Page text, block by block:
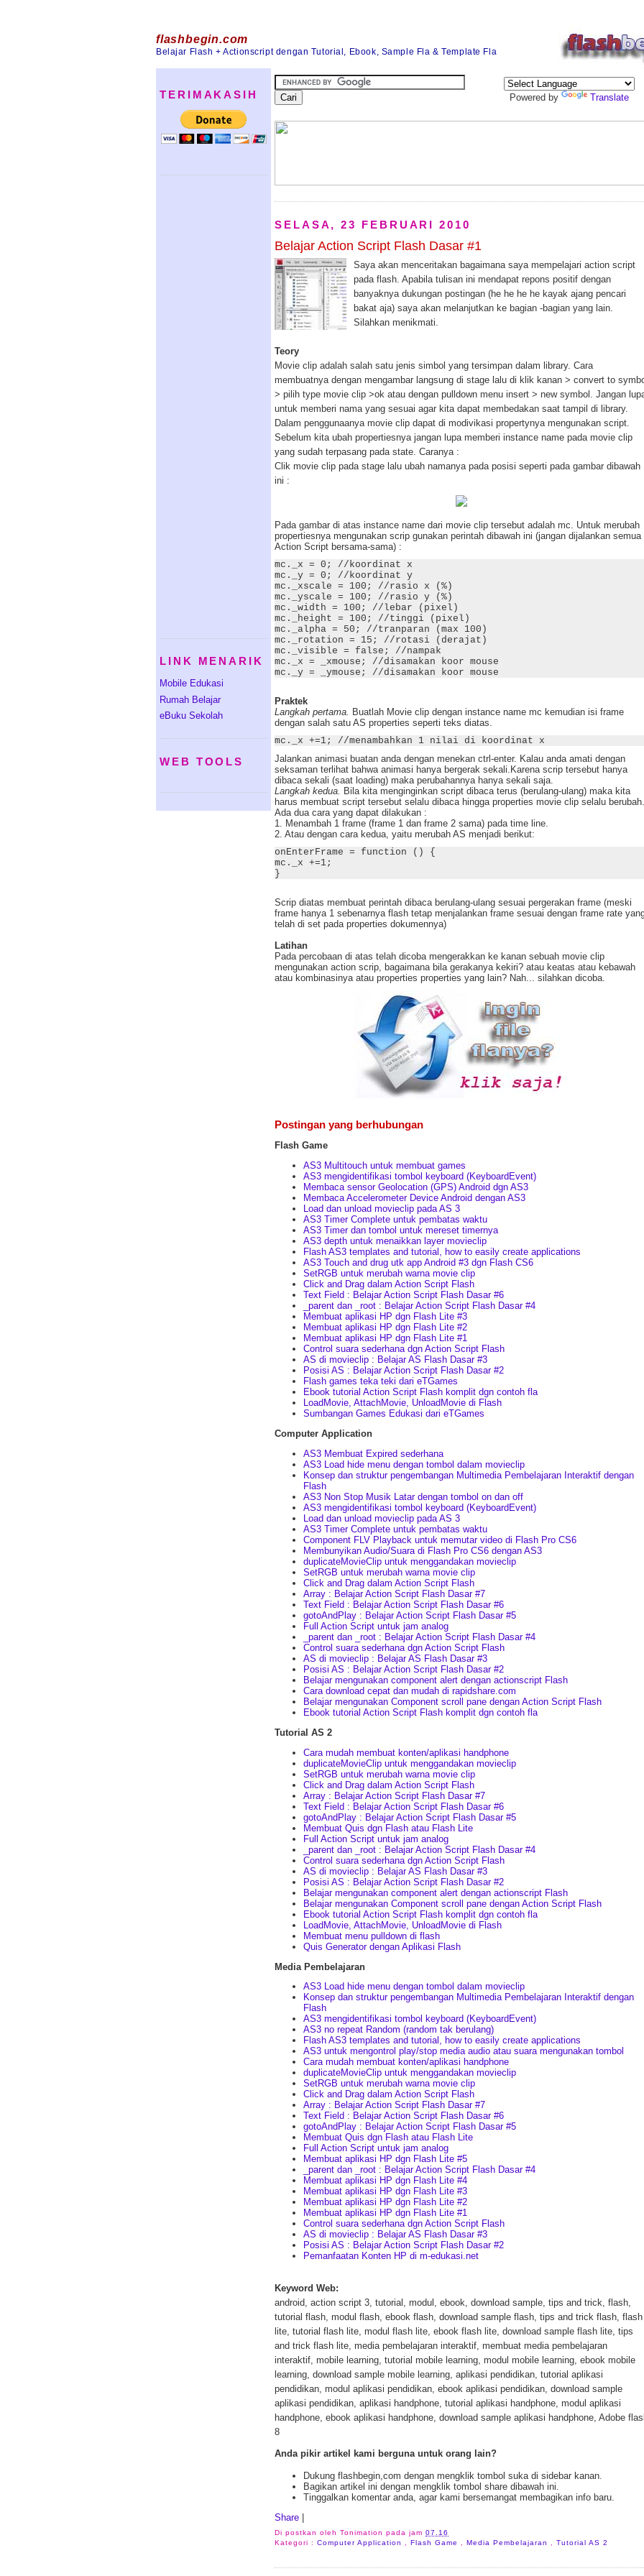
flashbegin.com
Belajar Flash + Actionscript dengan Tutorial, Ebook, Sample Fla & Template Fla
TERIMAKASIH
LINK MENARIK
Mobile Edukasi
Rumah Belajar
eBuku Sekolah
WEB TOOLS
Powered by Translate
SELASA, 23 FEBRUARI 2010
Belajar Action Script Flash Dasar #1
Saya akan menceritakan bagaimana saya mempelajari action script
pada flash. Apabila tulisan ini mendapat repons positif dengan
banyaknya dukungan postingan (he he he he kayak ajang pencari
bakat aja) saya akan melanjutkan ke bagian -bagian yang lain.
Silahkan menikmati.
Teory
Movie clip adalah salah satu jenis simbol yang tersimpan dalam library. Cara
membuatnya dengan mengambar langsung di stage lalu di klik kanan > convert to
> pilih type movie clip >ok atau dengan pulldown menu insert > new symbol. Jangan
untuk memberi nama yang sesuai agar kita dapat membedakan saat tampil di library.
Dalam penggunaanya movie clip dapat di modivikasi propertynya mengunakan script.
Sebelum kita ubah propertiesnya jangan lupa memberi instance name pada movie clip
yang sudah terpasang pada state. Caranya :
Clik movie clip pada stage lalu ubah namanya pada posisi seperti pada gambar dibawah
ini :
Pada gambar di atas instance name dari movie clip tersebut adalah mc. Untuk merubah
propertiesnya mengunakan scrip gunakan perintah dibawah ini (jangan dijalankan semua
Action Script bersama-sama) :
mc._x = 0; //koordinat x
mc._y = 0; //koordinat y
mc._xscale = 100; //rasio x (%)
mc._yscale = 100; //rasio y (%)
mc._width = 100; //lebar (pixel)
mc._height = 100; //tinggi (pixel)
mc._alpha = 50; //tranparan (max 100)
mc._rotation = 15; //rotasi (derajat)
mc._visible = false; //nampak
mc._x = _xmouse; //disamakan koor mouse
mc._y = _ymouse; //disamakan koor mouse
Praktek
Langkah pertama. Buatlah Movie clip dengan instance name mc kemudian isi frame
dengan salah satu AS properties seperti teks diatas.
mc._x +=1; //menambahkan 1 nilai di koordinat x
Jalankan animasi buatan anda dengan menekan ctrl-enter. Kalau anda amati dengan
seksaman terlihat bahwa animasi hanya bergerak sekali.Karena scrip tersebut hanya
dibaca sekali (saat loading) maka perubahannya hanya sekali saja.
Langkah kedua. Bila kita menginginkan script dibaca terus (berulang-ulang) maka kita
harus membuat script tersebut selalu dibaca hingga properties movie clip selalu berubah.
Ada dua cara yang dapat dilakukan :
1. Menambah 1 frame (frame 1 dan frame 2 sama) pada time line.
2. Atau dengan cara kedua, yaitu merubah AS menjadi berikut:
onEnterFrame = function () {
mc._x +=1;
}
Scrip diatas membuat perintah dibaca berulang-ulang sesuai pergerakan frame (meski
frame hanya 1 sebenarnya flash tetap menjalankan frame sesuai dengan frame rate
telah di set pada properties dokumennya)
Latihan
Pada percobaan di atas telah dicoba mengerakkan ke kanan sebuah movie clip
mengunakan action scrip, bagaimana bila gerakanya kekiri? atau keatas atau kebawah
atau kombinasinya atau properties properties yang lain? Nah... silahkan dicoba.
Postingan yang berhubungan
Flash Game
AS3 Multitouch untuk membuat games
AS3 mengidentifikasi tombol keyboard (KeyboardEvent)
Membaca sensor Geolocation (GPS) Android dgn AS3
Membaca Accelerometer Device Android dengan AS3
Load dan unload movieclip pada AS 3
AS3 Timer Complete untuk pembatas waktu
AS3 Timer dan tombol untuk mereset timernya
AS3 depth untuk menaikkan layer movieclip
Flash AS3 templates and tutorial, how to easily create applications
AS3 Touch and drug utk app Android #3 dgn Flash CS6
SetRGB untuk merubah warna movie clip
Click and Drag dalam Action Script Flash
Text Field : Belajar Action Script Flash Dasar #6
_parent dan _root : Belajar Action Script Flash Dasar #4
Membuat aplikasi HP dgn Flash Lite #3
Membuat aplikasi HP dgn Flash Lite #2
Membuat aplikasi HP dgn Flash Lite #1
Control suara sederhana dgn Action Script Flash
AS di movieclip : Belajar AS Flash Dasar #3
Posisi AS : Belajar Action Script Flash Dasar #2
Flash games teka teki dari eTGames
Ebook tutorial Action Script Flash komplit dgn contoh fla
LoadMovie, AttachMovie, UnloadMovie di Flash
Sumbangan Games Edukasi dari eTGames
Computer Application
AS3 Membuat Expired sederhana
AS3 Load hide menu dengan tombol dalam movieclip
Konsep dan struktur pengembangan Multimedia Pembelajaran Interaktif dengan
Flash
AS3 Non Stop Musik Latar dengan tombol on dan off
AS3 mengidentifikasi tombol keyboard (KeyboardEvent)
Load dan unload movieclip pada AS 3
AS3 Timer Complete untuk pembatas waktu
Component FLV Playback untuk memutar video di Flash Pro CS6
Membunyikan Audio/Suara di Flash Pro CS6 dengan AS3
duplicateMovieClip untuk menggandakan movieclip
SetRGB untuk merubah warna movie clip
Click and Drag dalam Action Script Flash
Array : Belajar Action Script Flash Dasar #7
Text Field : Belajar Action Script Flash Dasar #6
gotoAndPlay : Belajar Action Script Flash Dasar #5
Full Action Script untuk jam analog
_parent dan _root : Belajar Action Script Flash Dasar #4
Control suara sederhana dgn Action Script Flash
AS di movieclip : Belajar AS Flash Dasar #3
Posisi AS : Belajar Action Script Flash Dasar #2
Belajar mengunakan component alert dengan actionscript Flash
Cara download cepat dan mudah di rapidshare.com
Belajar mengunakan Component scroll pane dengan Action Script Flash
Ebook tutorial Action Script Flash komplit dgn contoh fla
Tutorial AS 2
Cara mudah membuat konten/aplikasi handphone
duplicateMovieClip untuk menggandakan movieclip
SetRGB untuk merubah warna movie clip
Click and Drag dalam Action Script Flash
Array : Belajar Action Script Flash Dasar #7
Text Field : Belajar Action Script Flash Dasar #6
gotoAndPlay : Belajar Action Script Flash Dasar #5
Membuat Quis dgn Flash atau Flash Lite
Full Action Script untuk jam analog
_parent dan _root : Belajar Action Script Flash Dasar #4
Control suara sederhana dgn Action Script Flash
AS di movieclip : Belajar AS Flash Dasar #3
Posisi AS : Belajar Action Script Flash Dasar #2
Belajar mengunakan component alert dengan actionscript Flash
Belajar mengunakan Component scroll pane dengan Action Script Flash
Ebook tutorial Action Script Flash komplit dgn contoh fla
LoadMovie, AttachMovie, UnloadMovie di Flash
Membuat menu pulldown di flash
Quis Generator dengan Aplikasi Flash
Media Pembelajaran
AS3 Load hide menu dengan tombol dalam movieclip
Konsep dan struktur pengembangan Multimedia Pembelajaran Interaktif dengan
Flash
AS3 mengidentifikasi tombol keyboard (KeyboardEvent)
AS3 no repeat Random (random tak berulang)
Flash AS3 templates and tutorial, how to easily create applications
AS3 untuk mengontrol play/stop media audio atau suara mengunakan tombol
Cara mudah membuat konten/aplikasi handphone
duplicateMovieClip untuk menggandakan movieclip
SetRGB untuk merubah warna movie clip
Click and Drag dalam Action Script Flash
Array : Belajar Action Script Flash Dasar #7
Text Field : Belajar Action Script Flash Dasar #6
gotoAndPlay : Belajar Action Script Flash Dasar #5
Membuat Quis dgn Flash atau Flash Lite
Full Action Script untuk jam analog
Membuat aplikasi HP dgn Flash Lite #5
_parent dan _root : Belajar Action Script Flash Dasar #4
Membuat aplikasi HP dgn Flash Lite #4
Membuat aplikasi HP dgn Flash Lite #3
Membuat aplikasi HP dgn Flash Lite #2
Membuat aplikasi HP dgn Flash Lite #1
Control suara sederhana dgn Action Script Flash
AS di movieclip : Belajar AS Flash Dasar #3
Posisi AS : Belajar Action Script Flash Dasar #2
Pemanfaatan Konten HP di m-edukasi.net
Keyword Web:
android, action script 3, tutorial, modul, ebook, download sample, tips and trick, flash,
tutorial flash, modul flash, ebook flash, download sample flash, tips and trick flash, flash
lite, tutorial flash lite, modul flash lite, ebook flash lite, download sample flash lite, tips
and trick flash lite, media pembelajaran interaktif, membuat media pembelajaran
interaktif, mobile learning, tutorial mobile learning, modul mobile learning, ebook mobile
learning, download sample mobile learning, aplikasi pendidikan, tutorial aplikasi
pendidikan, modul aplikasi pendidikan, ebook aplikasi pendidikan, download sample
aplikasi pendidikan, aplikasi handphone, tutorial aplikasi handphone, modul aplikasi
handphone, ebook aplikasi handphone, download sample aplikasi handphone, Adobe
8
Anda pikir artikel kami berguna untuk orang lain?
Dukung flashbegin,com dengan mengklik tombol suka di sidebar kanan.
Bagikan artikel ini dengan mengklik tombol share dibawah ini.
Tinggalkan komentar anda, agar kami bersemangat membagikan info baru.
Share |
Di postkan olehTonimationpada jam07.16
Kategori :Computer Application ,Flash Game ,Media Pembelajaran ,Tutorial AS 2